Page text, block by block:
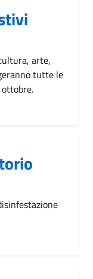
arte,
tutte le